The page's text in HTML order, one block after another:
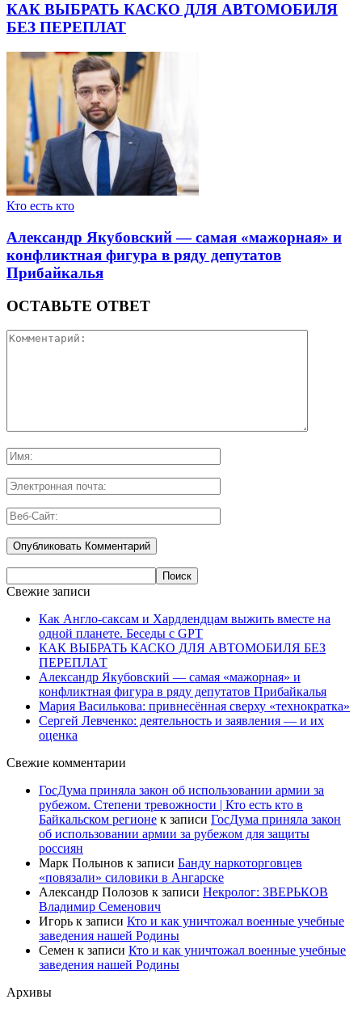
КАК ВЫБРАТЬ КАСКО ДЛЯ АВТОМОБИЛЯ
БЕЗ ПЕРЕПЛАТ
Кто есть кто
Александр Якубовский — самая «мажорная» и
конфликтная фигура в ряду депутатов
Прибайкалья
ОСТАВЬТЕ ОТВЕТ
Свежие записи
Как Англо-саксам и Хардлендцам выжить вместе на
одной планете. Беседы с GPT
КАК ВЫБРАТЬ КАСКО ДЛЯ АВТОМОБИЛЯ БЕЗ
ПЕРЕПЛАТ
Александр Якубовский — самая «мажорная» и
конфликтная фигура в ряду депутатов Прибайкалья
Мария Василькова: привнесённая сверху «технократка»
Сергей Левченко: деятельность и заявления — и их
оценка
Свежие комментарии
ГосДума приняла закон об использовании армии за
рубежом. Степени тревожности | Кто есть кто в
Байкальском регионе к записи ГосДума приняла закон
об использовании армии за рубежом для защиты
россиян
Марк Полынов к записи Банду наркоторговцев
«повязали» силовики в Ангарске
Александр Полозов к записи Некролог: ЗВЕРЬКОВ
Владимир Семенович
Игорь к записи Кто и как уничтожал военные учебные
заведения нашей Родины
Семен к записи Кто и как уничтожал военные учебные
заведения нашей Родины
Архивы